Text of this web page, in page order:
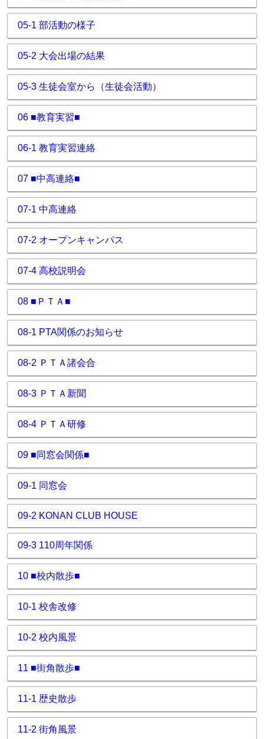
05-1 部活動の様子
05-2 大会出場の結果
05-3 生徒会室から（生徒会活動）
06 ■教育実習■
06-1 教育実習連絡
07 ■中高連絡■
07-1 中高連絡
07-2 オープンキャンパス
07-4 高校説明会
08 ■ＰＴＡ■
08-1 PTA関係のお知らせ
08-2 ＰＴＡ諸会合
08-3 ＰＴＡ新聞
08-4 ＰＴＡ研修
09 ■同窓会関係■
09-1 同窓会
09-2 KONAN CLUB HOUSE
09-3 110周年関係
10 ■校内散歩■
10-1 校舎改修
10-2 校内風景
11 ■街角散歩■
11-1 歴史散歩
11-2 街角風景